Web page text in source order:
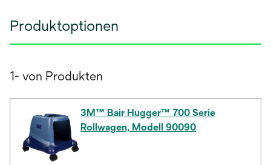
Produktoptionen
1- von Produkten
3M™ Bair Hugger™ 700 Serie
Rollwagen, Modell 90090